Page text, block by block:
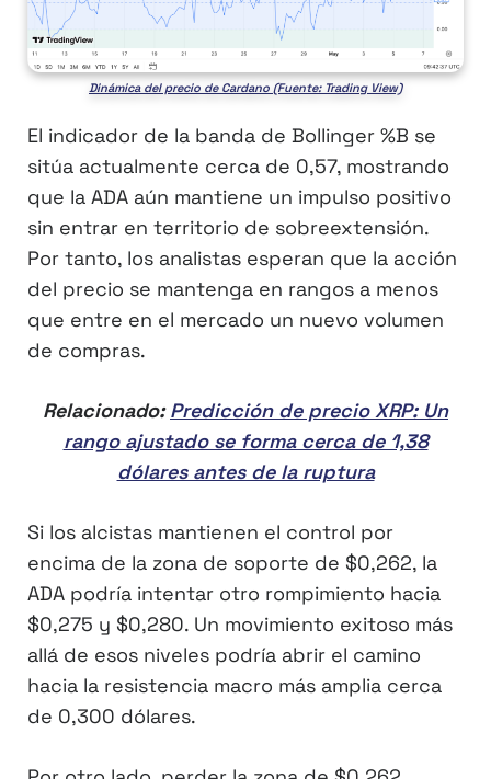
Dinámica del precio de Cardano (Fuente: Trading View)
El indicador de la banda de Bollinger %B se
sitúa actualmente cerca de 0,57, mostrando
que la ADA aún mantiene un impulso positivo
sin entrar en territorio de sobreextensión.
Por tanto, los analistas esperan que la acción
del precio se mantenga en rangos a menos
que entre en el mercado un nuevo volumen
de compras.
Relacionado:Predicción de precio XRP: Un
rango ajustado se forma cerca de 1,38
dólares antes de la ruptura
Si los alcistas mantienen el control por
encima de la zona de soporte de $0,262, la
ADA podría intentar otro rompimiento hacia
$0,275 y $0,280. Un movimiento exitoso más
allá de esos niveles podría abrir el camino
hacia la resistencia macro más amplia cerca
de 0,300 dólares.